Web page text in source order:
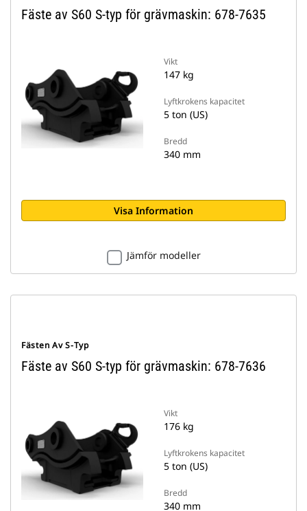
Fäste av S60 S-typ för grävmaskin: 678-7635
Vikt
147 kg
Lyftkrokens kapacitet
5 ton (US)
Bredd
340 mm
Visa Information
Jämför modeller
Fästen Av S-Typ
Fäste av S60 S-typ för grävmaskin: 678-7636
Vikt
176 kg
Lyftkrokens kapacitet
5 ton (US)
Bredd
340 mm